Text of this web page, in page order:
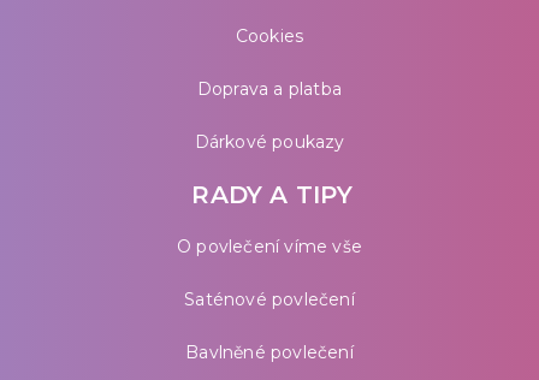
Cookies
Doprava a platba
Dárkové poukazy
RADY A TIPY
O povlečení víme vše
Saténové povlečení
Bavlněné povlečení